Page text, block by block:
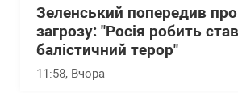
Зеленський попередив
загрозу: "Росія робить
балістичний терор"
11:58, Вчора